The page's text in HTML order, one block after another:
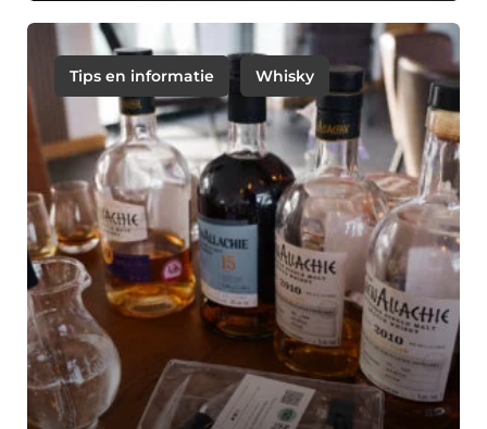
Tips en informatie Whisky